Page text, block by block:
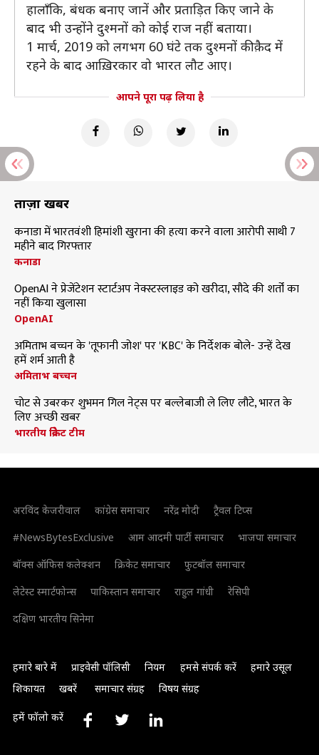
हालाँकि, बंधक बनाए जानें और प्रताड़ित किए जाने के
बाद भी उन्होंने दुश्मनों को कोई राज नहीं बताया।
1 मार्च, 2019 को लगभग 60 घंटे तक दुश्मनों की क़ैद में
रहने के बाद आख़िरकार वो भारत लौट आए।
आपने पूरा पढ़ लिया है
ताज़ा खबरें
कनाडा में भारतवंशी हिमांशी खुराना की हत्या करने वाला आरोपी साथी 7
महीने बाद गिरफ्तार
कनाडा
OpenAI ने प्रेजेंटेशन स्टार्टअप नेक्स्टस्लाइड को खरीदा, सौदे की शर्तों का
नहीं किया खुलासा
OpenAI
अमिताभ बच्चन के 'तूफानी जोश' पर 'KBC' के निर्देशक बोले- उन्हें देख
हमें शर्म आती है
अमिताभ बच्चन
चोट से उबरकर शुभमन गिल नेट्स पर बल्लेबाजी ले लिए लौटे, भारत के
लिए अच्छी खबर
भारतीय क्रिकेट टीम
अरविंद केजरीवाल कांग्रेस समाचार नरेंद्र मोदी
ट्रैवल टिप्स
#NewsBytesExclusive
आम आदमी पार्टी समाचार
भाजपा समाचार
बॉक्स ऑफिस कलेक्शन
क्रिकेट समाचार
फुटबॉल समाचार
लेटेस्ट स्मार्टफोन्स
पाकिस्तान समाचार राहुल गांधी
रेसिपी
दक्षिण भारतीय सिनेमा
हमारे बारे में प्राइवेसी पॉलिसी नियम हमसे संपर्क करें
हमारे उसूल
शिकायत
खबरें समाचार संग्रह विषय संग्रह
हमें फॉलो करें